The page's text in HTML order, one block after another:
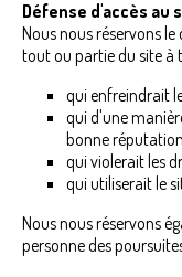
Défense d'accès au
Nous nous réservons
tout ou partie du site à
qui enfreindrait
qui d'une
bonne
qui violerait les
qui utiliserait le
Nous nous réservons
personne des